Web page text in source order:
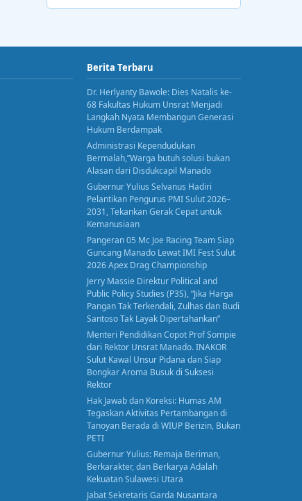
Berita Terbaru
Dr. Herlyanty Bawole: Dies Natalis ke-
68 Fakultas Hukum Unsrat Menjadi
Langkah Nyata Membangun Generasi
Hukum Berdampak
Administrasi Kependudukan
Bermalah,”Warga butuh solusi bukan
Alasan dari Disdukcapil Manado
Gubernur Yulius Selvanus Hadiri
Pelantikan Pengurus PMI Sulut 2026–
2031, Tekankan Gerak Cepat untuk
Kemanusiaan
Pangeran 05 Mc Joe Racing Team Siap
Guncang Manado Lewat IMI Fest Sulut
2026 Apex Drag Championship
Jerry Massie Direktur Political and
Public Policy Studies (P3S), “Jika Harga
Pangan Tak Terkendali, Zulhas dan Budi
Santoso Tak Layak Dipertahankan”
Menteri Pendidikan Copot Prof Sompie
dari Rektor Unsrat Manado. INAKOR
Sulut Kawal Unsur Pidana dan Siap
Bongkar Aroma Busuk di Suksesi
Rektor
Hak Jawab dan Koreksi: Humas AM
Tegaskan Aktivitas Pertambangan di
Tanoyan Berada di WIUP Berizin, Bukan
PETI
Gubernur Yulius: Remaja Beriman,
Berkarakter, dan Berkarya Adalah
Kekuatan Sulawesi Utara
Jabat Sekretaris Garda Nusantara